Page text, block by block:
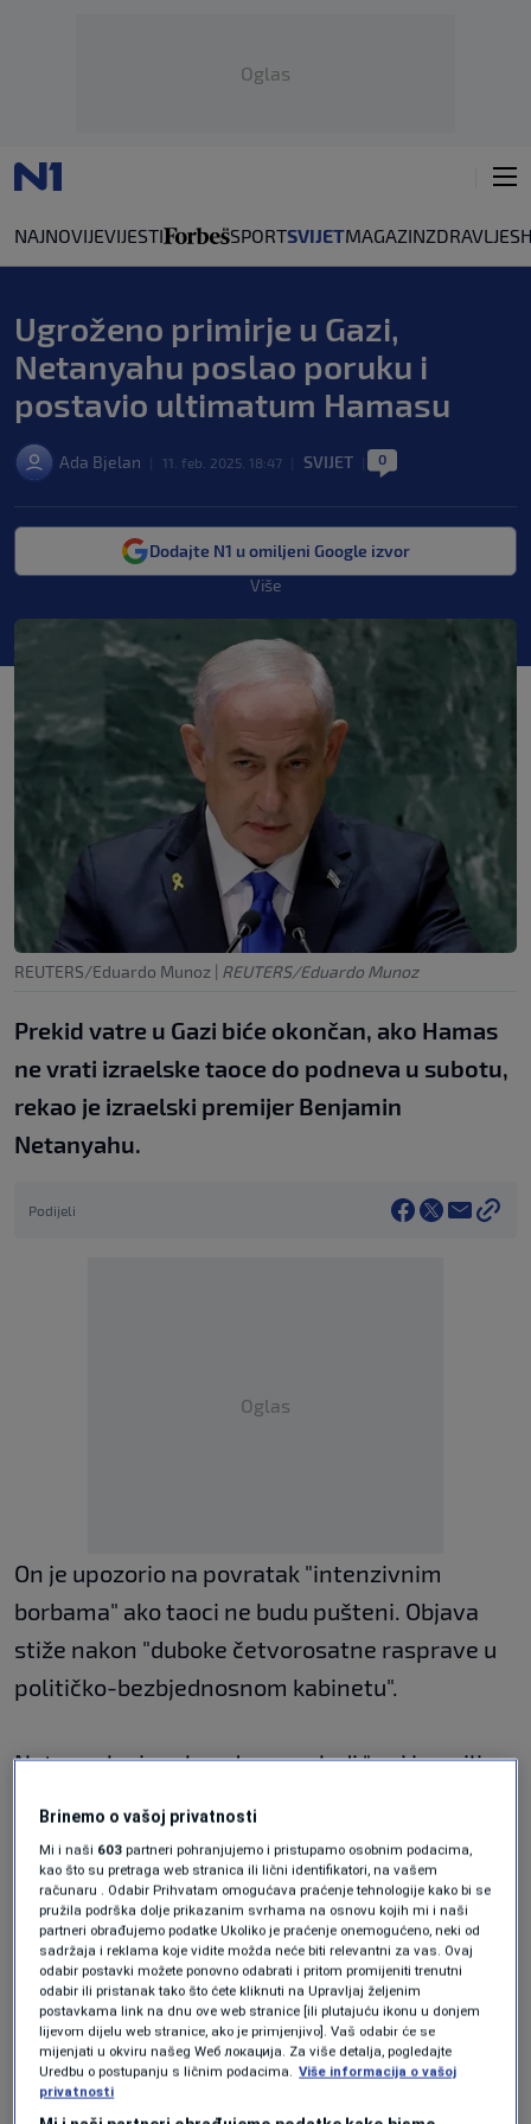
Oglas
NAJNOVIJEVIJESTI SPORTSVIJETMAGAZINZDRAVLJE
Ugroženo primirje u Gazi,
Netanyahu poslao poruku i
postavio ultimatum Hamasu
Ada Bjelan 11. feb. 2025. 18:47 SVIJET 0
Dodajte N1 u omiljeni Google izvor
Više
REUTERS/Eduardo Munoz | REUTERS/Eduardo Munoz
Prekid vatre u Gazi biće okončan, ako Hamas
ne vrati izraelske taoce do podneva u subotu,
rekao je izraelski premijer Benjamin
Netanyahu.
Podijeli
Oglas
On je upozorio na povratak "intenzivnim
borbama" ako taoci ne budu pušteni. Objava
stiže nakon "duboke četvorosatne rasprave u
političko-bezbjednosnom kabinetu".
Netanyahu je rekao da su u vladi " svi izrazili
taoca puštenih prošle subote".
Naveo je da je vlada jednoglasno usvojila
sporazum: "Ako Hamas ne vrati naše taoce do
subote u podne - prekid vatre će biti prekinut, a
IDF će se vratiti intenzivnim borbama dok
Hamas konačno ne bude poražen."
Brinemo o vašoj privatnosti
Mi i naši 603 partneri pohranjujemo i pristupamo osobnim podacima,
kao što su pretraga web stranica ili lični identifikatori, na vašem
računaru . Odabir Prihvatam omogućava praćenje tehnologije kako bi se
pružila podrška dolje prikazanim svrhama na osnovu kojih mi i naši
partneri obrađujemo podatke Ukoliko je praćenje onemogućeno, neki od
sadržaja i reklama koje vidite možda neće biti relevantni za vas. Ovaj
odabir postavki možete ponovno odabrati i pritom promijeniti trenutni
odabir ili pristanak tako što ćete kliknuti na Upravljaj željenim
postavkama link na dnu ove web stranice [ili plutajuću ikonu u donjem
lijevom dijelu web stranice, ako je primjenjivo]. Vaš odabir će se
mijenjati u okviru našeg Wеб локација. Za više detalja, pogledajte
Uredbu o postupanju s ličnim podacima. Više informacija o vašoj
privatnosti